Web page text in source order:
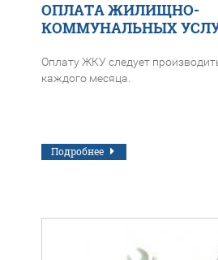
ОПЛАТА ЖИЛИЩНО-
КОММУНАЛЬНЫХ
Оплату ЖКУ следует
каждого месяца.
Подробнее